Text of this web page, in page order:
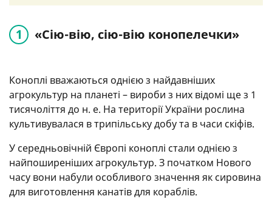
«Сію-вію, сію-вію конопелечки»
Коноплі вважаються однією з найдавніших
агрокультур на планеті – вироби з них відомі ще з 1
тисячоліття до н. е. На території України рослина
культивувалася в трипільську добу та в часи скіфів.
У середньовічній Європі коноплі стали однією з
найпоширеніших агрокультур. З початком Нового
часу вони набули особливого значення як сировина
для виготовлення канатів для кораблів.